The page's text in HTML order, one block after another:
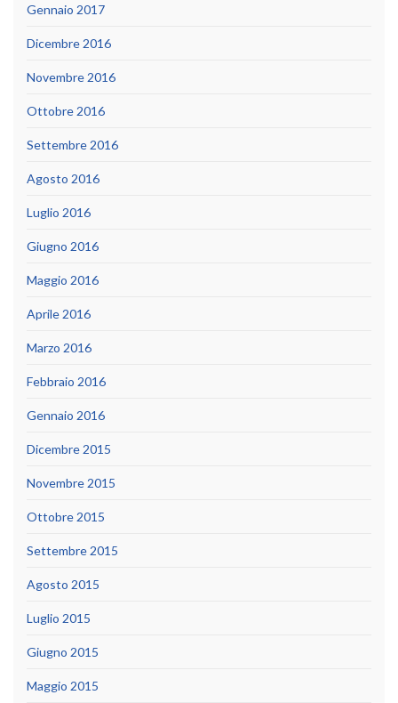
Gennaio 2017
Dicembre 2016
Novembre 2016
Ottobre 2016
Settembre 2016
Agosto 2016
Luglio 2016
Giugno 2016
Maggio 2016
Aprile 2016
Marzo 2016
Febbraio 2016
Gennaio 2016
Dicembre 2015
Novembre 2015
Ottobre 2015
Settembre 2015
Agosto 2015
Luglio 2015
Giugno 2015
Maggio 2015